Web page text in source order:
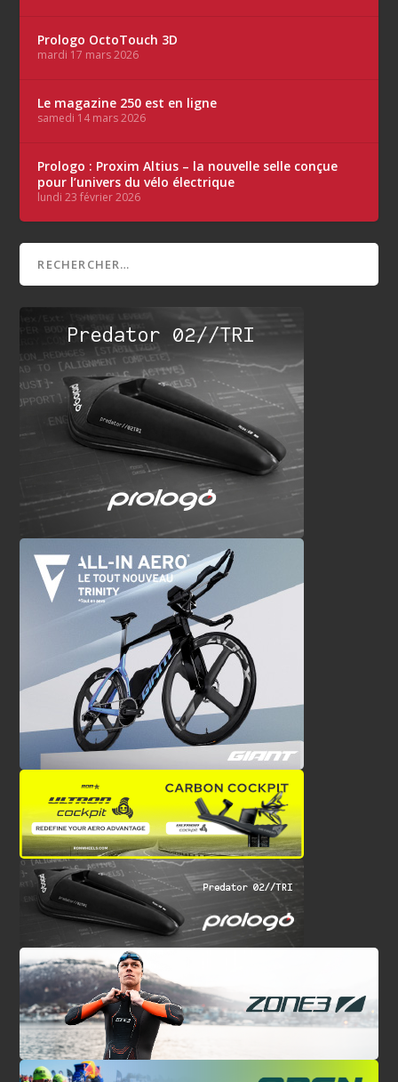
Prologo OctoTouch 3D
mardi 17 mars 2026
Le magazine 250 est en ligne
samedi 14 mars 2026
Prologo : Proxim Altius – la nouvelle selle conçue
pour l’univers du vélo électrique
lundi 23 février 2026